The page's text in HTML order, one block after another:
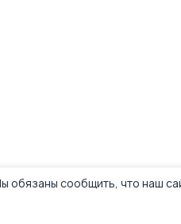
обязаны сообщить, что наш